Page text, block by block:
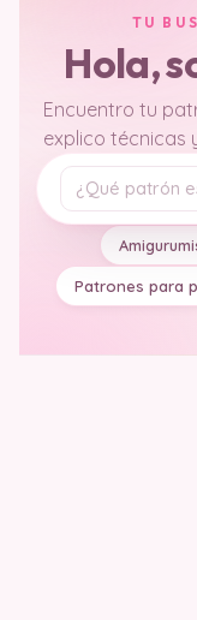
TU
Hola,
Encuentro tu
explico técnicas
Tu pregunta
Patrones para